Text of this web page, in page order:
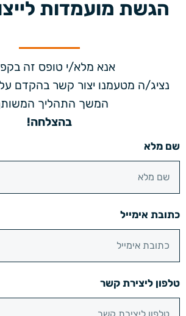
הגשת מועמדות
אנא מלא/י טופס זה
נציג/ה מטעמנויצור קשר בהקדם
המשך התהליך
בהצלחה!
שם מלא
כתובת אימייל
טלפון ליצירת קשר